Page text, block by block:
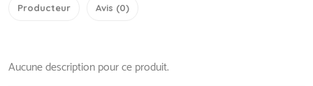
Producteur Avis (0)
Aucune description pour ce produit.